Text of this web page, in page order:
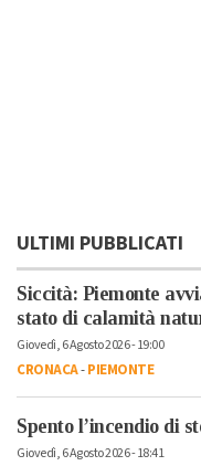
ULTIMI PUBBLICATI
Siccità: Piemonte
stato di calamità
Giovedì, 6 Agosto 2026 - 19:00
CRONACA-PIEMONTE
Spento l’incendio di
Giovedì, 6 Agosto 2026 - 18:41